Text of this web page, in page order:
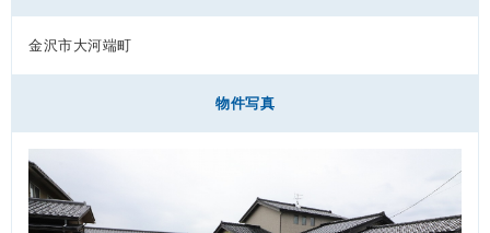
金沢市大河端町
物件写真